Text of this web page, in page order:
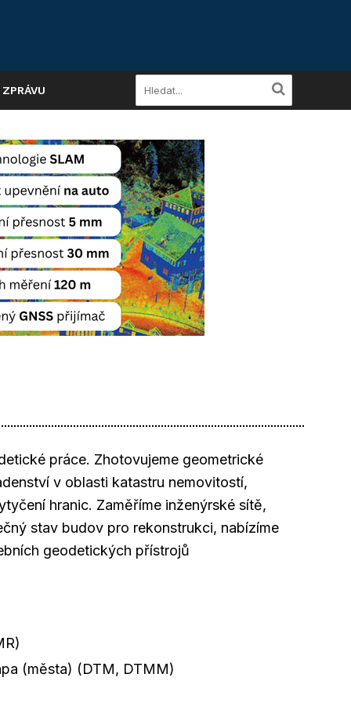
práce. Zhotovujeme geometrické
v oblasti katastru nemovitostí,
hranic. Zaměříme inženýrské sítě,
stav budov pro rekonstrukci, nabízíme
geodetických přístrojů
(města) (DTM, DTMM)